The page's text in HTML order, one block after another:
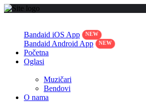
Bandaid iOS App
Bandaid Android App
Početna
Oglasi
Muzičari
Bendovi
O nama